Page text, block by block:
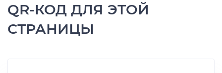
QR-КОД ДЛЯ ЭТОЙ
СТРАНИЦЫ